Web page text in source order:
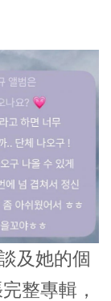
及她的個
整專輯，